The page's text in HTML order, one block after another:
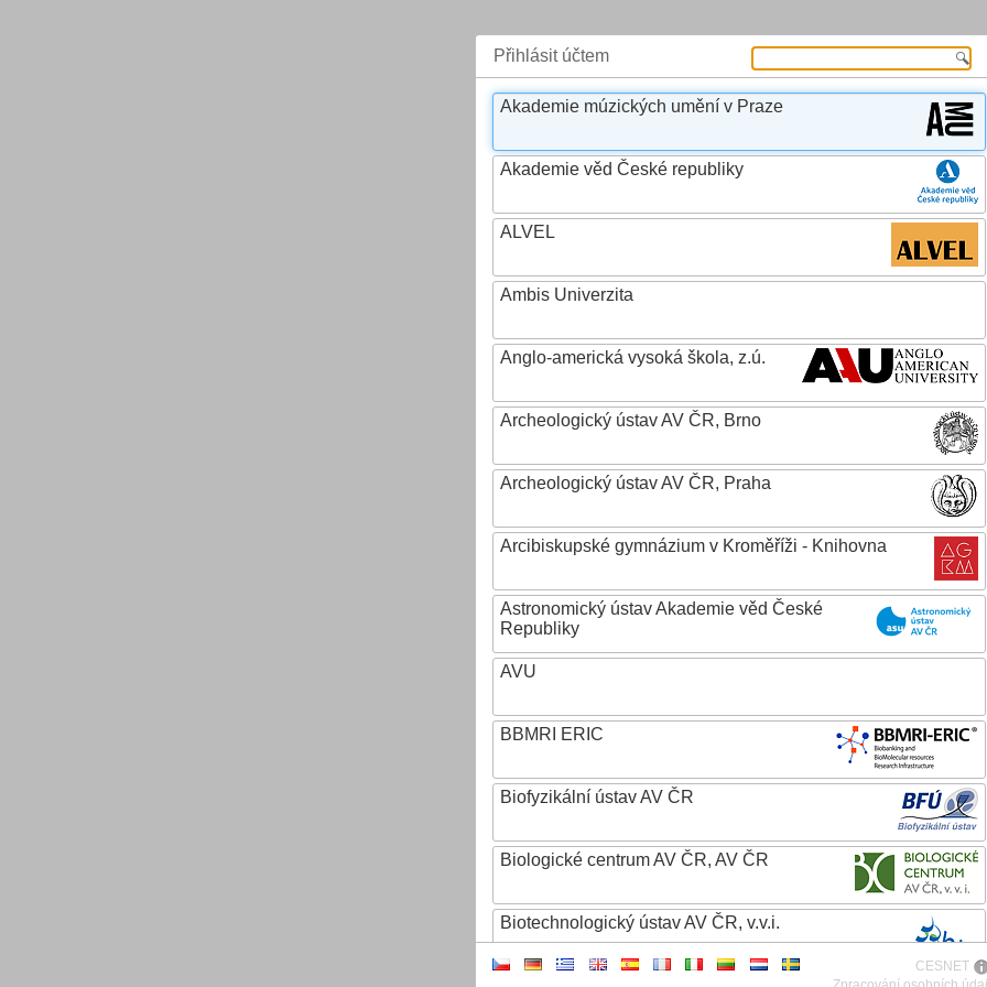
Přihlásit účtem
Akademie múzických umění v Praze
Akademie věd České republiky
ALVEL
Ambis Univerzita
Anglo-americká vysoká škola, z.ú.
Archeologický ústav AV ČR, Brno
Archeologický ústav AV ČR, Praha
Arcibiskupské gymnázium v Kroměříži - Knihovna
Astronomický ústav Akademie věd České
Republiky
AVU
BBMRI ERIC
Biofyzikální ústav AV ČR
Biologické centrum AV ČR, AV ČR
Biotechnologický ústav AV ČR, v.v.i.
CESNET